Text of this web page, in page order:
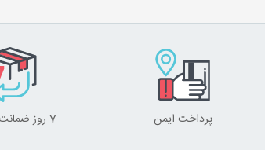
پرداخت ایمن 7 روز ضمانت برگشت